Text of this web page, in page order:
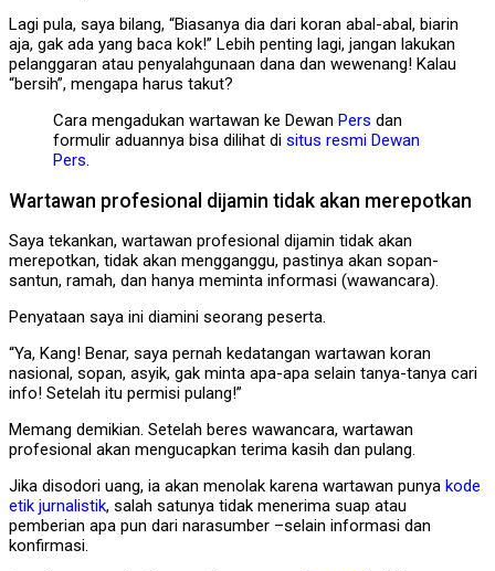
Lagi pula, saya bilang, “Biasanya dia dari koran abal-abal, biarin
aja, gak ada yang baca kok!” Lebih penting lagi, jangan lakukan
pelanggaran atau penyalahgunaan dana dan wewenang! Kalau
“bersih”, mengapa harus takut?
Cara mengadukan wartawan ke Dewan Pers dan
formulir aduannya bisa dilihat di situs resmi Dewan
Pers.
Wartawan profesional dijamin tidak akan merepotkan
Saya tekankan, wartawan profesional dijamin tidak akan
merepotkan, tidak akan mengganggu, pastinya akan sopan-
santun, ramah, dan hanya meminta informasi (wawancara).
Penyataan saya ini diamini seorang peserta.
“Ya, Kang! Benar, saya pernah kedatangan wartawan koran
nasional, sopan, asyik, gak minta apa-apa selain tanya-tanya cari
info! Setelah itu permisi pulang!”
Memang demikian. Setelah beres wawancara, wartawan
profesional akan mengucapkan terima kasih dan pulang.
Jika disodori uang, ia akan menolak karena wartawan punya kode
etik jurnalistik, salah satunya tidak menerima suap atau
pemberian apa pun dari narasumber –selain informasi dan
konfirmasi.